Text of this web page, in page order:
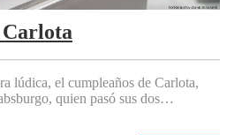
Carlota
lúdica, el cumpleaños de Carlota,
quien pasó sus dos…